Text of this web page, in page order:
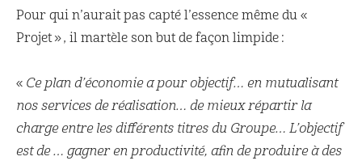
Pour qui n’aurait pas capté l’essence même du «
Projet », il martèle son but de façon limpide :
« Ce plan d’économie a pour objectif… en mutualisant
nos services de réalisation… de mieux répartir la
charge entre les différents titres du Groupe… L’objectif
est de … gagner en productivité, afin de produire à des